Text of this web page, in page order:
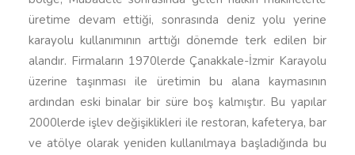
üretime devam ettiği, sonrasında deniz yolu yerine
karayolu kullanımının arttığı dönemde terk edilen bir
alandır. Firmaların 1970lerde Çanakkale-İzmir Karayolu
üzerine taşınması ile üretimin bu alana kaymasının
ardından eski binalar bir süre boş kalmıştır. Bu yapılar
2000lerde işlev değişiklikleri ile restoran, kafeterya, bar
ve atölye olarak yeniden kullanılmaya başladığında bu